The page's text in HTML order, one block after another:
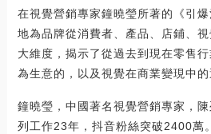
在視覺營銷專家鐘曉瑩所著的《引
地為品牌從消費者、產品、店鋪、
大維度，揭示了從過去到現在零售
為生意的，以及視覺在商業變現中的
鐘曉瑩，中國著名視覺營銷專家，
列工作23年，抖音粉絲突破2400萬